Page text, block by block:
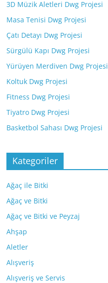
3D Müzik Aletleri Dwg Projesi
Masa Tenisi Dwg Projesi
Çatı Detayı Dwg Projesi
Sürgülü Kapı Dwg Projesi
Yürüyen Merdiven Dwg Projesi
Koltuk Dwg Projesi
Fitness Dwg Projesi
Tiyatro Dwg Projesi
Basketbol Sahası Dwg Projesi
Kategoriler
Ağaç ile Bitki
Ağaç ve Bitki
Ağaç ve Bitki ve Peyzaj
Ahşap
Aletler
Alışveriş
Alışveriş ve Servis